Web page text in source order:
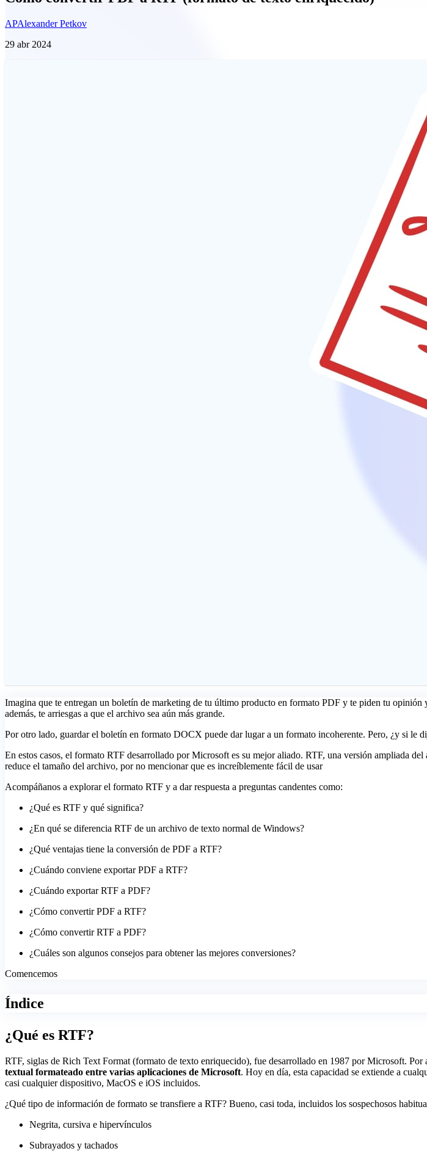
APAlexander Petkov
29 abr 2024
Imagina que te entregan un boletín de marketing de tu último producto en formato PDF y te piden tu opinión
además, te arriesgas a que el archivo sea aún más grande.
Por otro lado, guardar el boletín en formato DOCX puede dar lugar a un formato incoherente. Pero, ¿y si le
En estos casos, el formato RTF desarrollado por Microsoft es su mejor aliado. RTF, una versión ampliada
reduce el tamaño del archivo, por no mencionar que es increíblemente fácil de usar
Acompáñanos a explorar el formato RTF y a dar respuesta a preguntas candentes como:
¿Qué es RTF y qué significa?
¿En qué se diferencia RTF de un archivo de texto normal de Windows?
¿Qué ventajas tiene la conversión de PDF a RTF?
¿Cuándo conviene exportar PDF a RTF?
¿Cuándo exportar RTF a PDF?
¿Cómo convertir PDF a RTF?
¿Cómo convertir RTF a PDF?
¿Cuáles son algunos consejos para obtener las mejores conversiones?
Comencemos
Índice
¿Qué es RTF?
RTF, siglas de Rich Text Format (formato de texto enriquecido), fue desarrollado en 1987 por Microsoft. Por
textual formateado entre varias aplicaciones de Microsoft. Hoy en día, esta capacidad se extiende a
casi cualquier dispositivo, MacOS e iOS incluidos.
¿Qué tipo de información de formato se transfiere a RTF? Bueno, casi toda, incluidos los sospechosos
Negrita, cursiva e hipervínculos
Subrayados y tachados